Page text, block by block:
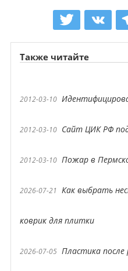
Также читайте
2012-03-10
2012-03-10 Сайт ЦИК РФ
2012-03-10 Пожар в
2026-07-21 Как выбрать
коврик для плитки
2026-07-05 Пластика после